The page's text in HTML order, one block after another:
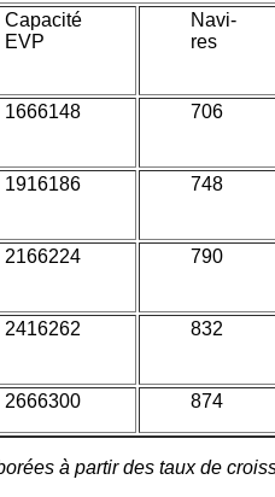
Capacité
EVP
Navi-
res
1666148 706
1916186 748
2166224 790
2416262 832
2666300 874
à partir des taux de